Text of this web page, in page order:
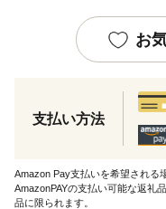
お
支払い方法
Amazon Pay支払いを希望される
AmazonPAYの支払い可能な返礼
品に限られます。